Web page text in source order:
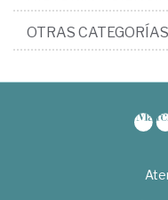
OTRAS CATEGORÍAS